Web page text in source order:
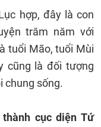
hợp, đây là con
trăm năm với
tuổi Mão, tuổi Mùi
cũng là đối tượng
chung sống.
cục diện Tứ